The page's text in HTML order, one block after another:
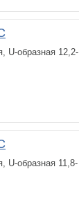
U-образная 12,2-
U-образная 11,8-